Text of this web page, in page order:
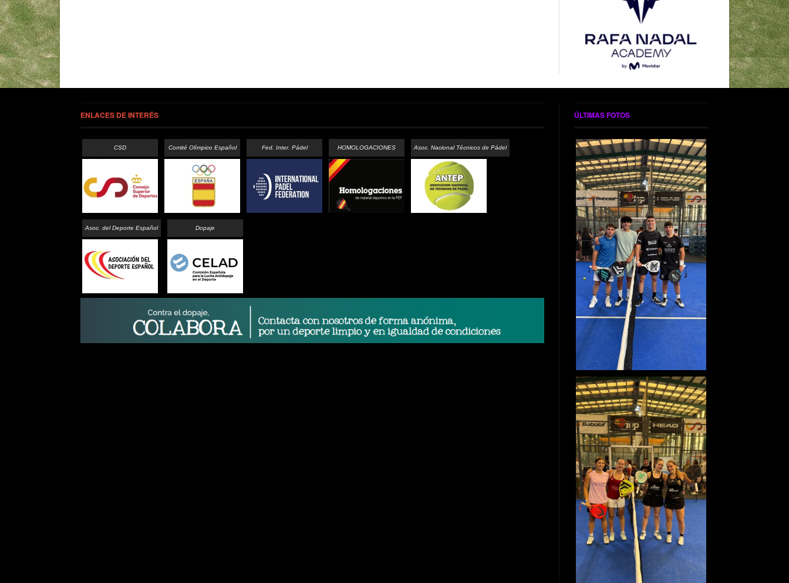
ENLACES DE INTERÉS
CSD Comité Olímpico Español Fed. Inter. Pádel HOMOLOGACIONES Asoc. Nacional Técnicos de Pádel
Asoc. del Deporte Español Dopaje
ÚLTIMAS FOTOS